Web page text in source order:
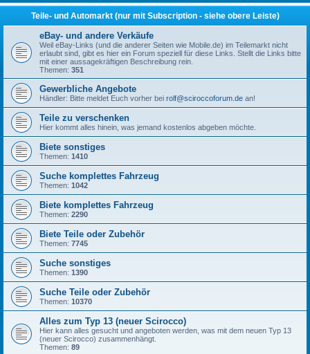
Teile- und Automarkt (nur mit Subscription - siehe obere Leiste)
eBay- und andere Verkäufe
Weil eBay-Links (und die anderer Seiten wie Mobile.de) im Teilemarkt nicht
erlaubt sind, gibt es hier ein Forum speziell für diese Links. Stellt die Links bitte
mit einer aussagekräftigen Beschreibung rein.
Themen: 351
Gewerbliche Angebote
Händler: Bitte meldet Euch vorher bei rolf@sciroccoforum.de an!
Teile zu verschenken
Hier kommt alles hinein, was jemand kostenlos abgeben möchte.
Biete sonstiges
Themen: 1410
Suche komplettes Fahrzeug
Themen: 1042
Biete komplettes Fahrzeug
Themen: 2290
Biete Teile oder Zubehör
Themen: 7745
Suche sonstiges
Themen: 1390
Suche Teile oder Zubehör
Themen: 10370
Alles zum Typ 13 (neuer Scirocco)
Hier kann alles gesucht und angeboten werden, was mit dem neuen Typ 13
(neuer Scirocco) zusammenhängt.
Themen: 89